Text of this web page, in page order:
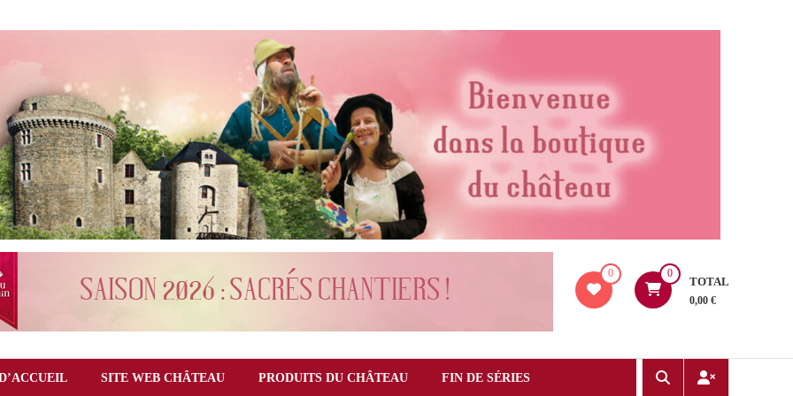
0 0
TOTAL
0,00 €
SITE WEB CHÂTEAU PRODUITS DU CHÂTEAU FIN DE SÉRIES